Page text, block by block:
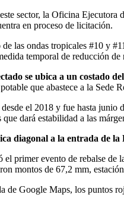
sector, la Oficina
en proceso de licitación.
las ondas tropicales #10 y
temporal de reducción
se ubica a un costado
que abastece a la Sede
el 2018 y fue hasta
dará estabilidad a las
diagonal a la entrada de la
primer evento de rebalse de
montos de 67,2 mm,
de Google Maps, los puntos